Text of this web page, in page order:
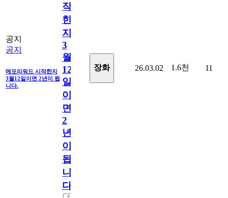
공지
공지
메모리워드 시작한지
3월12일이면 2년이 됩
니다.
작
한
지
3
월
12
일
이
면
2
년
이
됩
니
다.
장화 26.03.02 1.6천 11